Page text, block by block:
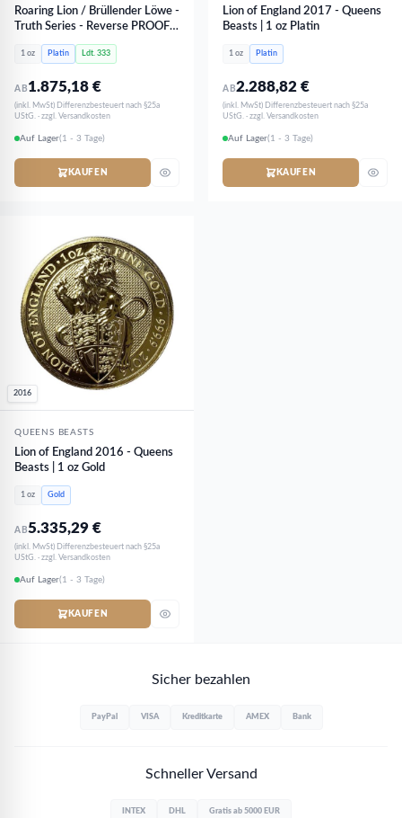
Roaring Lion / Brüllender Löwe -
Truth Series - Reverse PROOF
PP | 1 oz Platin - NUR 333 Stk
1 oz Platin Ldt. 333
AB 1.875,18€
(inkl. MwSt) Differenzbesteuert nach §25a
UStG. · zzgl. Versandkosten
Auf Lager(1 - 3 Tage)
KAUFEN
Lion of England 2017 - Queens
Beasts | 1 oz Platin
1 oz Platin
AB2.288,82€
(inkl. MwSt) Differenzbesteuert nach §25a
UStG. · zzgl. Versandkosten
Auf Lager(1 - 3 Tage)
KAUFEN
2016
QUEENS BEASTS
Lion of England 2016 - Queens
Beasts | 1 oz Gold
1 oz Gold
AB5.335,29€
(inkl. MwSt) Differenzbesteuert nach §25a
UStG. · zzgl. Versandkosten
Auf Lager(1 - 3 Tage)
KAUFEN
Sicher bezahlen
PayPal VISA Kreditkarte AMEX Bank
Schneller Versand
INTEX DHL Gratis ab 5000 EUR